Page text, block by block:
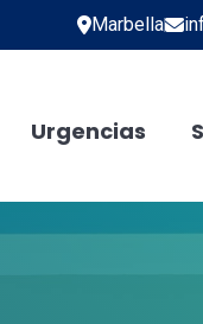
Marbella
Urgencias